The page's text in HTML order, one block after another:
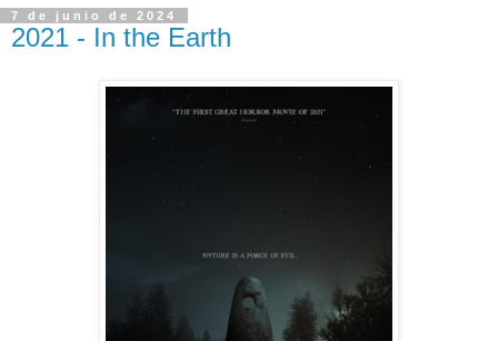
7 de junio de 2024
2021 - In the Earth